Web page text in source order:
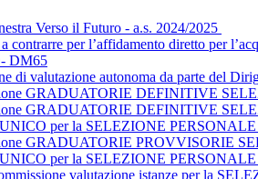
Verso il Futuro - a.s. 2024/2025
contrarre per l’affidamento diretto per
DM65
di valutazione autonoma da parte del
GRADUATORIE DEFINITIVE
GRADUATORIE DEFINITIVE
per la SELEZIONE
GRADUATORIE PROVVISORIE
per la SELEZIONE
valutazione istanze per la